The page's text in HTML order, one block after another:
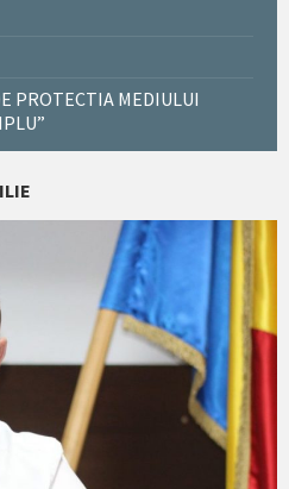
PROTECTIA MEDIULUI